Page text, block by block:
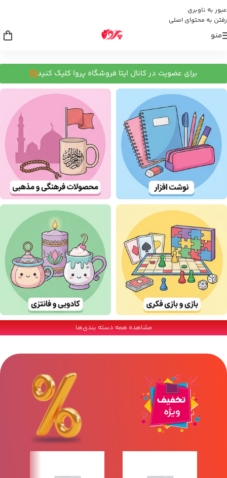
عبور به ناوبری
رفتن به محتوای اصلی
منو
برای عضویت در کانال ایتا فروشگاه پروا کلیک کنید
مشاهده همه دسته بندی‌ها